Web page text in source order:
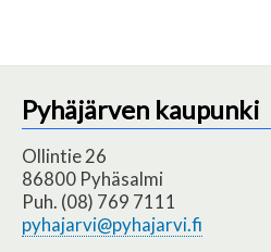
Pyhäjärven kaupunki
Ollintie 26
86800 Pyhäsalmi
Puh. (08) 769 7111
pyhajarvi@pyhajarvi.fi